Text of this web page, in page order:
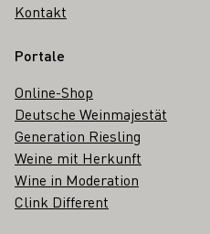
Kontakt
Portale
Online-Shop
Deutsche Weinmajestät
Generation Riesling
Weine mit Herkunft
Wine in Moderation
Clink Different